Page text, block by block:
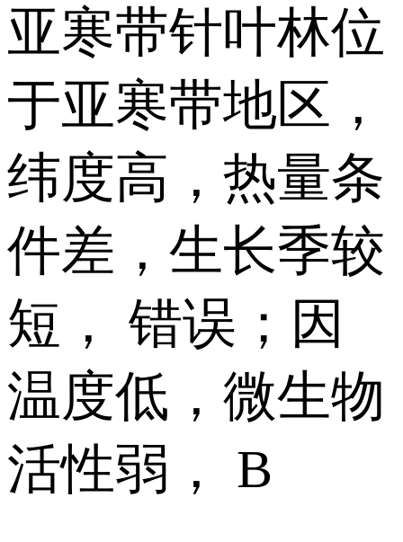
亚寒带针叶林位
于亚寒带地区，
纬度高，热量条
件差，生长季较
短， 错误；因
温度低，微生物
活性弱， B